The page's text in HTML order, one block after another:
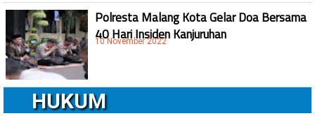
Polresta Malang Kota Gelar Doa Bersama
40 Hari Insiden Kanjuruhan
10 November 2022
HUKUM